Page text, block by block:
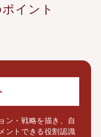
イント
ン・戦略を描き、自
ントできる役割認識